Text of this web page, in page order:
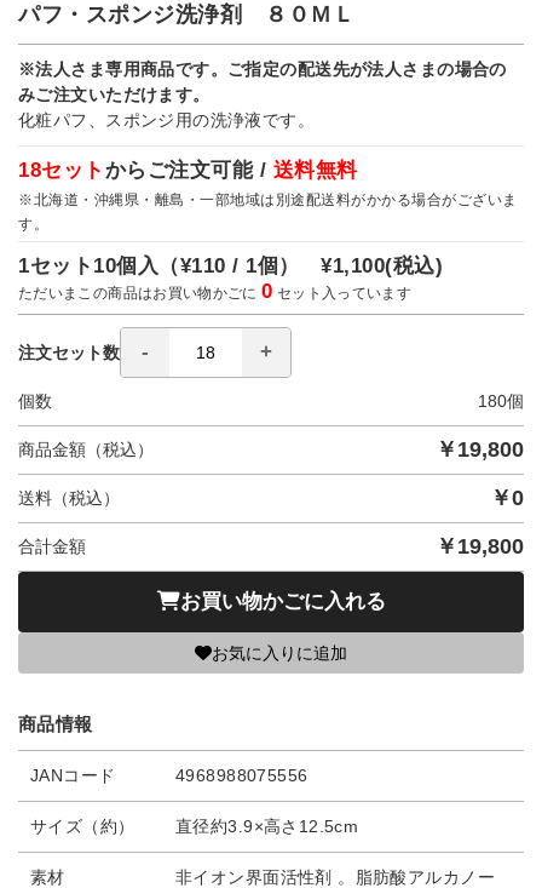
パフ・スポンジ洗浄剤 ８０ＭＬ
※法人さま専用商品です。ご指定の配送先が法人さまの場合の
みご注文いただけます。
化粧パフ、スポンジ用の洗浄液です。
18セット からご注文可能 / 送料無料
※北海道・沖縄県・離島・一部地域は別途配送料がかかる場合がございま
す。
1セット10個入（¥110 / 1個）¥1,100(税込)
ただいまこの商品はお買い物かごに0 セット入っています
注文セット数
個数 180個
商品金額（税込） ￥ 19,800
送料（税込） ￥0
合計金額 ￥ 19,800
お買い物かごに入れる
お気に入りに追加
商品情報
JANコード 4968988075556
サイズ（約） 直径約3.9×高さ12.5cm
素材 非イオン界面活性剤 。脂肪酸アルカノー